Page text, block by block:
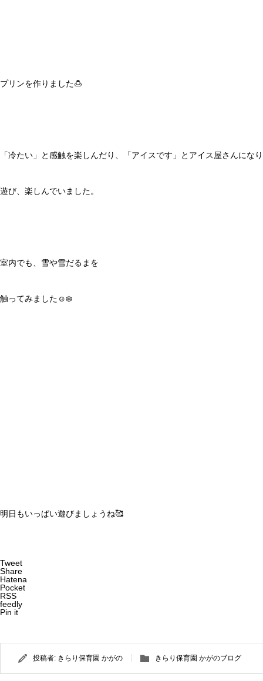
プリンを作りました🍮
「冷たい」と感触を楽しんだり、「アイスです」とアイス屋さんにな
遊び、楽しんでいました。
室内でも、雪や雪だるまを
触ってみました☺️❄️
明日もいっぱい遊びましょうね🥰
Tweet
Share
Hatena
Pocket
RSS
feedly
Pin it
投稿者: きらり保育園 かがの きらり保育園 かがのブログ